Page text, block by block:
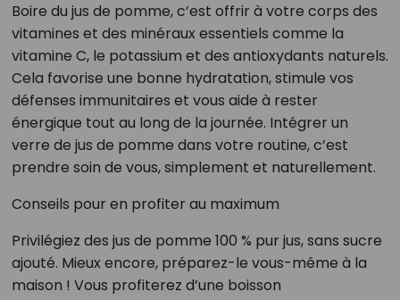
Boire du jus de pomme, c’est offrir à votre corps des
vitamines et des minéraux essentiels comme la
vitamine C, le potassium et des antioxydants naturels.
Cela favorise une bonne hydratation, stimule vos
défenses immunitaires et vous aide à rester
énergique tout au long de la journée. Intégrer un
verre de jus de pomme dans votre routine, c’est
prendre soin de vous, simplement et naturellement.
Conseils pour en profiter au maximum
Privilégiez des jus de pomme 100 % pur jus, sans sucre
ajouté. Mieux encore, préparez-le vous-même à la
maison ! Vous profiterez d’une boisson